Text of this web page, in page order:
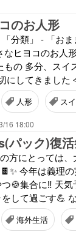
のお人形
分類」 - 「お
なヒヨコのお人
の 多分、ス
にしてきました
人形 ス
16 18:00
パック)復
方にとっては
今年は義理
🍪集合に‼️ 天
して過ごす💪
海外生活